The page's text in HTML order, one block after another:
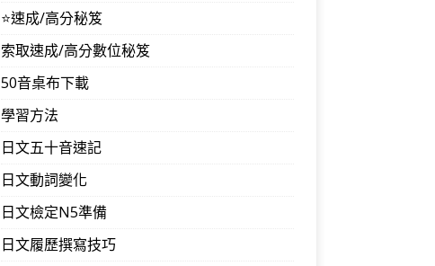
⭐️速成/高分秘笈
索取速成/高分數位秘笈
50音桌布下載
學習方法
日文五十音速記
日文動詞變化
日文檢定N5準備
日文履歷撰寫技巧